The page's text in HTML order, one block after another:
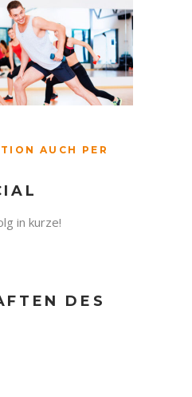
AUCH PER
in kurze!
DES